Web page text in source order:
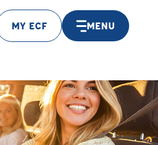
MY ECF MENU